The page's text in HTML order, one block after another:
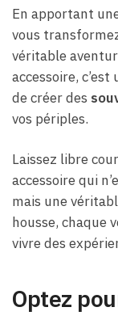
En apportant
vous
véritable
accessoire,
de créer des
vos périples.
Laissez libre
accessoire qui
mais une
housse, chaque
vivre des
Optez